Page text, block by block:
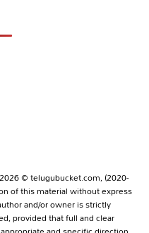
© telugubucket.com, (2020-
of this material without express
and/or owner is strictly
provided that full and clear